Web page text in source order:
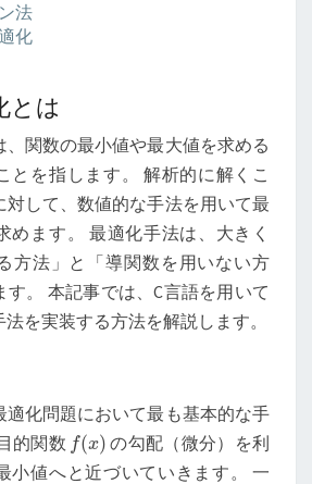
法
化
とは
関数の最小値や最大値を求める
とを指します。 解析的に解くこ
対して、数値的な手法を用いて最
めます。 最適化手法は、大きく
方法」と「導関数を用いない方
。 本記事では、C言語を用いて
を実装する方法を解説します。
適化問題において最も基本的な手
的関数 f(x)
f(x)
の勾配（微分）を利
小値へと近づいていきます。 一